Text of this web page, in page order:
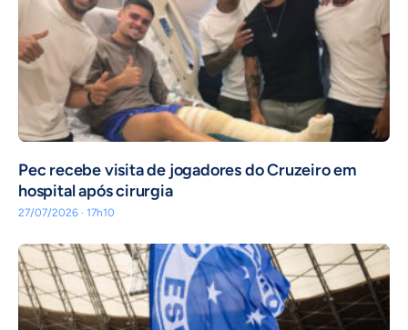
Pec recebe visita de jogadores do Cruzeiro em
hospital após cirurgia
27/07/2026 · 17h10